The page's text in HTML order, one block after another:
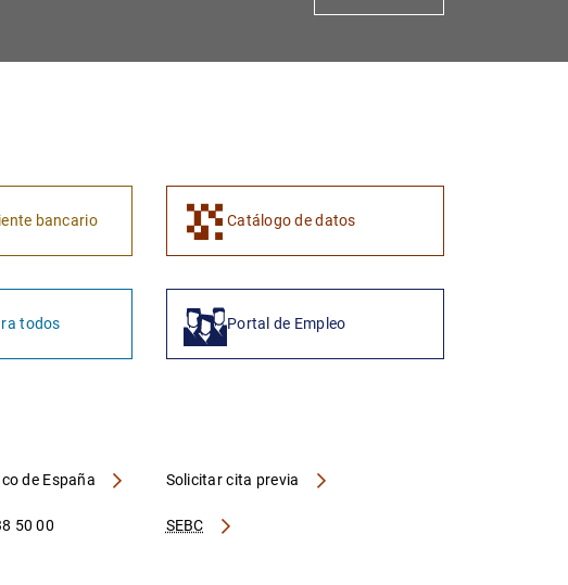
bancario Catálogo de datos
todos Portal de Empleo
de España
SEBC
Solicitar cita previa
50 00